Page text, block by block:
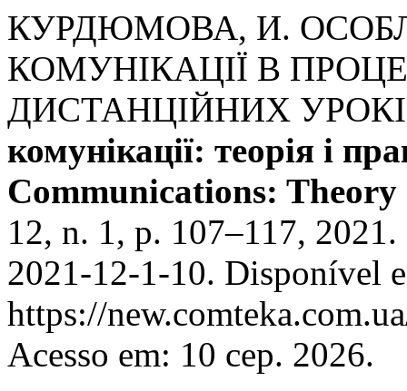
КУРДЮМОВА, И.
КОМУНІКАЦІЇ В
ДИСТАНЦІЙНИХ
комунікації: теорія і
Communications: Theory
12, n. 1, p. 107–117,
2021-12-1-10. Disponível
https://
Acesso em: 10 сер. 2026.